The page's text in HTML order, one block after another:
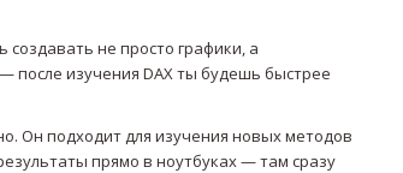
создавать не просто графики, а
после изучения DAX ты будешь быстрее
Он подходит для изучения новых методов
прямо в ноутбуках — там сразу